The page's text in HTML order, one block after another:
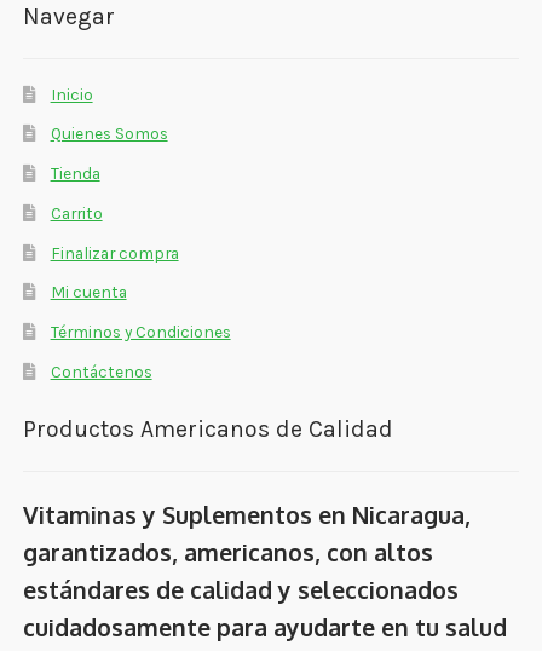
Navegar
Inicio
Quienes Somos
Tienda
Carrito
Finalizar compra
Mi cuenta
Términos y Condiciones
Contáctenos
Productos Americanos de Calidad
Vitaminas y Suplementos en Nicaragua,
garantizados, americanos, con altos
estándares de calidad y seleccionados
cuidadosamente para ayudarte en tu salud